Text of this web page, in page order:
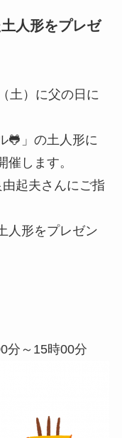
人形をプレゼ
土）に父の日に
🐸」の土人形に
します。
起夫さんにご指
人形をプレゼン
～15時00分